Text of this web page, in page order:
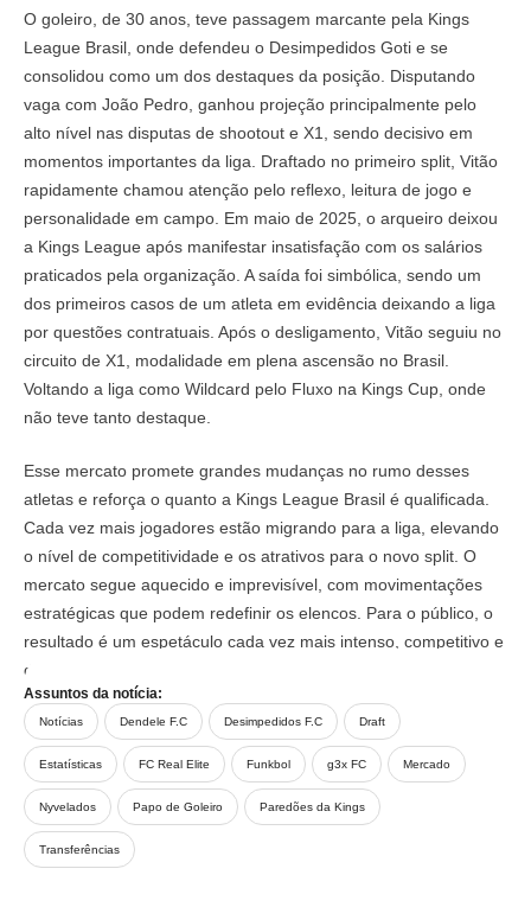
O goleiro, de 30 anos, teve passagem marcante pela Kings
League Brasil, onde defendeu o Desimpedidos Goti e se
consolidou como um dos destaques da posição. Disputando
vaga com João Pedro, ganhou projeção principalmente pelo
alto nível nas disputas de shootout e X1, sendo decisivo em
momentos importantes da liga. Draftado no primeiro split, Vitão
rapidamente chamou atenção pelo reflexo, leitura de jogo e
personalidade em campo. Em maio de 2025, o arqueiro deixou
a Kings League após manifestar insatisfação com os salários
praticados pela organização. A saída foi simbólica, sendo um
dos primeiros casos de um atleta em evidência deixando a liga
por questões contratuais. Após o desligamento, Vitão seguiu no
circuito de X1, modalidade em plena ascensão no Brasil.
Voltando a liga como Wildcard pelo Fluxo na Kings Cup, onde
não teve tanto destaque.
Esse mercato promete grandes mudanças no rumo desses
atletas e reforça o quanto a Kings League Brasil é qualificada.
Cada vez mais jogadores estão migrando para a liga, elevando
o nível de competitividade e os atrativos para o novo split. O
mercato segue aquecido e imprevisível, com movimentações
estratégicas que podem redefinir os elencos. Para o público, o
resultado é um espetáculo cada vez mais intenso, competitivo e
de alto nível.
Assuntos da notícia:
Notícias Dendele F.C Desimpedidos F.C Draft
Estatísticas FC Real Elite Funkbol g3x FC Mercado
Nyvelados Papo de Goleiro Paredões da Kings
Transferências